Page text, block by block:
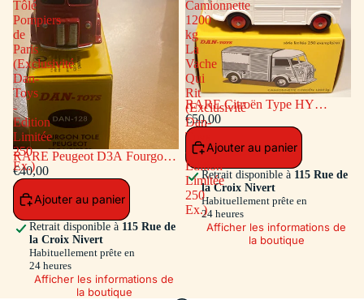
Tôlé
Pompiers
de
Paris
(Exclusivité
Dan-
Toys
-
Edition
Limitée
250
Ex.)
RARE Peugeot D3A Fourgon
Tôlé Pompiers de Paris
(Exclusivité Dan-Toys - Edition
Limitée 250 Ex.)
€40,00
Ajouter au panier
Retrait disponible à 115 Rue de
la Croix Nivert
Habituellement prête en
24 heures
Afficher les informations de
la boutique
Camionnette
1200
kg
La
Vache
Qui
Rit
(Exclusivité
Dan-
Toys
-
Edition
Limitée
250
Ex.)
RARE Citroën Type HY
Camionnette 1200 kg La Vache
Qui Rit (Exclusivité Dan-Toys -
Edition Limitée 250 Ex.)
€50,00
Ajouter au panier
Retrait disponible à 115 Rue de
la Croix Nivert
Habituellement prête en
24 heures
Afficher les informations de
la boutique